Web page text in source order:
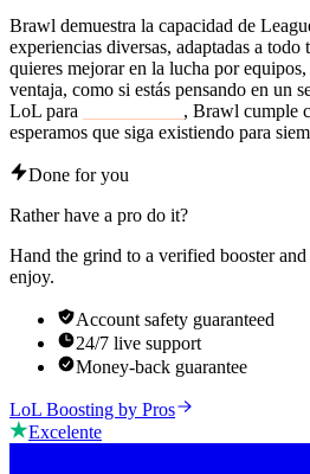
Brawl demuestra la capacidad de
experiencias diversas, adaptadas a
quieres mejorar en la lucha por
ventaja, como si estás pensando en un
LoL para
, Brawl cumple
esperamos que siga existiendo para
Done for you
Rather have a pro do it?
Hand the grind to a verified booster
enjoy.
Account safety guaranteed
24/7 live support
Money-back guarantee
LoL Boosting by Pros
Excelente